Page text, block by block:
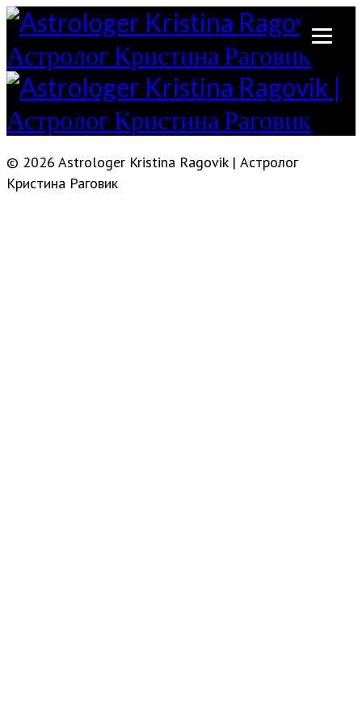
© 2026 Astrologer Kristina Ragovik | Астролог
Кристина Раговик